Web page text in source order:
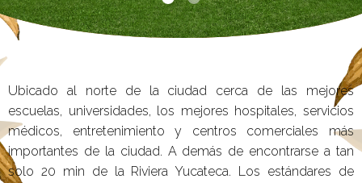
Ubicado al norte de la ciudad cerca de las mejores
escuelas, universidades, los mejores hospitales, servicios
médicos, entretenimiento y centros comerciales más
importantes de la ciudad. A demás de encontrarse a tan
solo 20 min de la Riviera Yucateca. Los estándares de